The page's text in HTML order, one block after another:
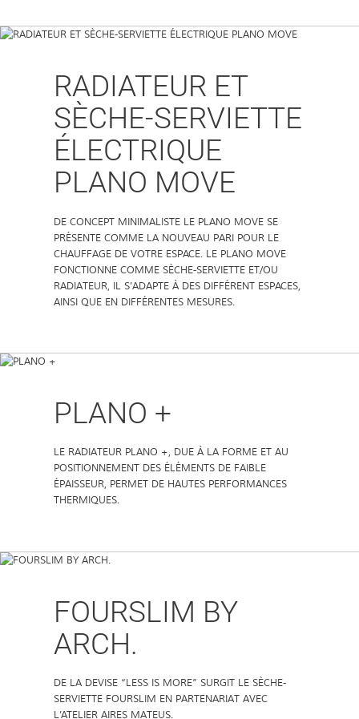
RADIATEUR ET
SÈCHE-SERVIETTE
ÉLECTRIQUE
PLANO MOVE
DE CONCEPT MINIMALISTE LE PLANO MOVE SE
PRÉSENTE COMME LA NOUVEAU PARI POUR LE
CHAUFFAGE DE VOTRE ESPACE. LE PLANO MOVE
FONCTIONNE COMME SÈCHE-SERVIETTE ET/OU
RADIATEUR, IL S’ADAPTE À DES DIFFÉRENT ESPACES,
AINSI QUE EN DIFFÉRENTES MESURES.
PLANO +
LE RADIATEUR PLANO +, DUE À LA FORME ET AU
POSITIONNEMENT DES ÉLÉMENTS DE FAIBLE
ÉPAISSEUR, PERMET DE HAUTES PERFORMANCES
THERMIQUES.
FOURSLIM BY
ARCH.
DE LA DEVISE “LESS IS MORE” SURGIT LE SÈCHE-
SERVIETTE FOURSLIM EN PARTENARIAT AVEC
L’ATELIER AIRES MATEUS.